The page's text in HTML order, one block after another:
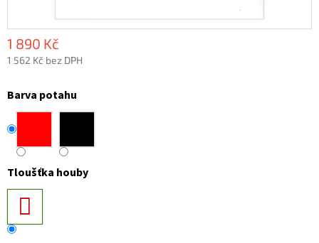
1 890 Kč
1 562 Kč bez DPH
cena:
Barva potahu
Tloušťka houby